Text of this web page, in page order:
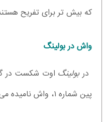
که بیش تر برای تفریح
واش در بولینگ
دربولینگ اوت شکست در
پین شماره ۱، واش نامیده می شود.